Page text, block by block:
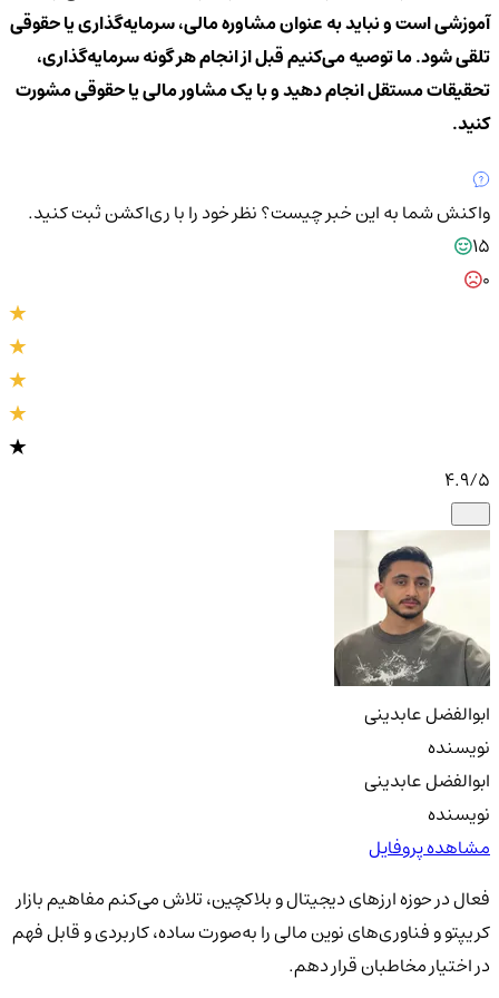
آموزشی است و نباید به عنوان مشاوره مالی، سرمایه‌گذاری یا حقوقی
تلقی شود. ما توصیه می‌کنیم قبل از انجام هر گونه سرمایه‌گذاری،
تحقیقات مستقل انجام دهید و با یک مشاور مالی یا حقوقی مشورت
کنید.
واکنش شما به این خبر چیست؟نظر خود را با ری‌اکشن ثبت کنید.
15
4.9/5
ابوالفضل عابدینی
نویسنده
ابوالفضل عابدینی
نویسنده
مشاهده پروفایل
فعال در حوزه ارزهای دیجیتال و بلاکچین، تلاش می‌کنم مفاهیم بازار
کریپتو و فناوری‌های نوین مالی را به‌صورت ساده، کاربردی و قابل فهم
در اختیار مخاطبان قرار دهم.